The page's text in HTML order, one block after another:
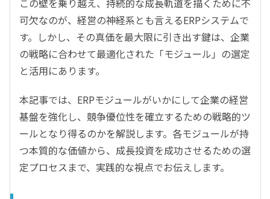
この壁を乗り越え、持続的な成長軌道を描くために不
可欠なのが、経営の神経系とも言えるERPシステムで
す。しかし、その真価を最大限に引き出す鍵は、企業
の戦略に合わせて最適化された「モジュール」の選定
と活用にあります。
本記事では、ERPモジュールがいかにして企業の経営
基盤を強化し、競争優位性を確立するための戦略的ツ
ールとなり得るのかを解説します。各モジュールが持
つ本質的な価値から、成長投資を成功させるための選
定プロセスまで、実践的な視点でお伝えします。